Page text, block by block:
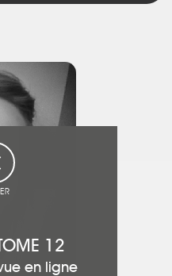
généreux et proportionnés.
12
en ligne